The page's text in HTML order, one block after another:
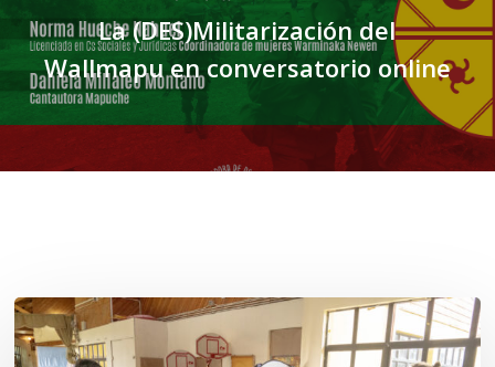
La (DES)Militarización del
Wallmapu en conversatorio online
Toda
el